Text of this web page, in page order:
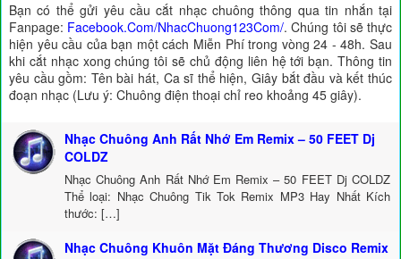
Bạn có thể gửi yêu cầu cắt nhạc chuông thông qua tin nhắn tại
Fanpage: Facebook.Com/NhacChuong123Com/. Chúng tôi sẽ thực
hiện yêu cầu của bạn một cách Miễn Phí trong vòng 24 - 48h. Sau
khi cắt nhạc xong chúng tôi sẽ chủ động liên hệ tới bạn. Thông tin
yêu cầu gồm: Tên bài hát, Ca sĩ thể hiện, Giây bắt đầu và kết thúc
đoạn nhạc (Lưu ý: Chuông điện thoại chỉ reo khoảng 45 giây).
Nhạc Chuông Anh Rất Nhớ Em Remix – 50 FEET Dj
COLDZ
Nhạc Chuông Anh Rất Nhớ Em Remix – 50 FEET Dj COLDZ
Thể loại: Nhạc Chuông Tik Tok Remix MP3 Hay Nhất Kích
thước: […]
Nhạc Chuông Khuôn Mặt Đáng Thương Disco Remix